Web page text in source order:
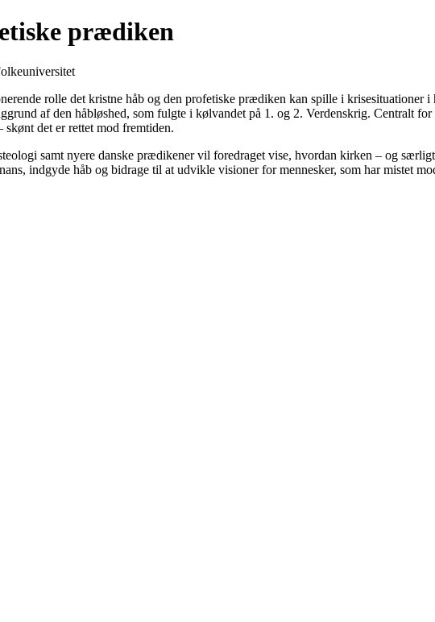
prædiken
rolle det kristne håb og den profetiske prædiken kan spille i krisesituationer
af den håbløshed, som fulgte i kølvandet på 1. og 2. Verdenskrig. Centralt
det er rettet mod fremtiden.
samt nyere danske prædikener vil foredraget vise, hvordan kirken – og
indgyde håb og bidrage til at udvikle visioner for mennesker, som har mistet